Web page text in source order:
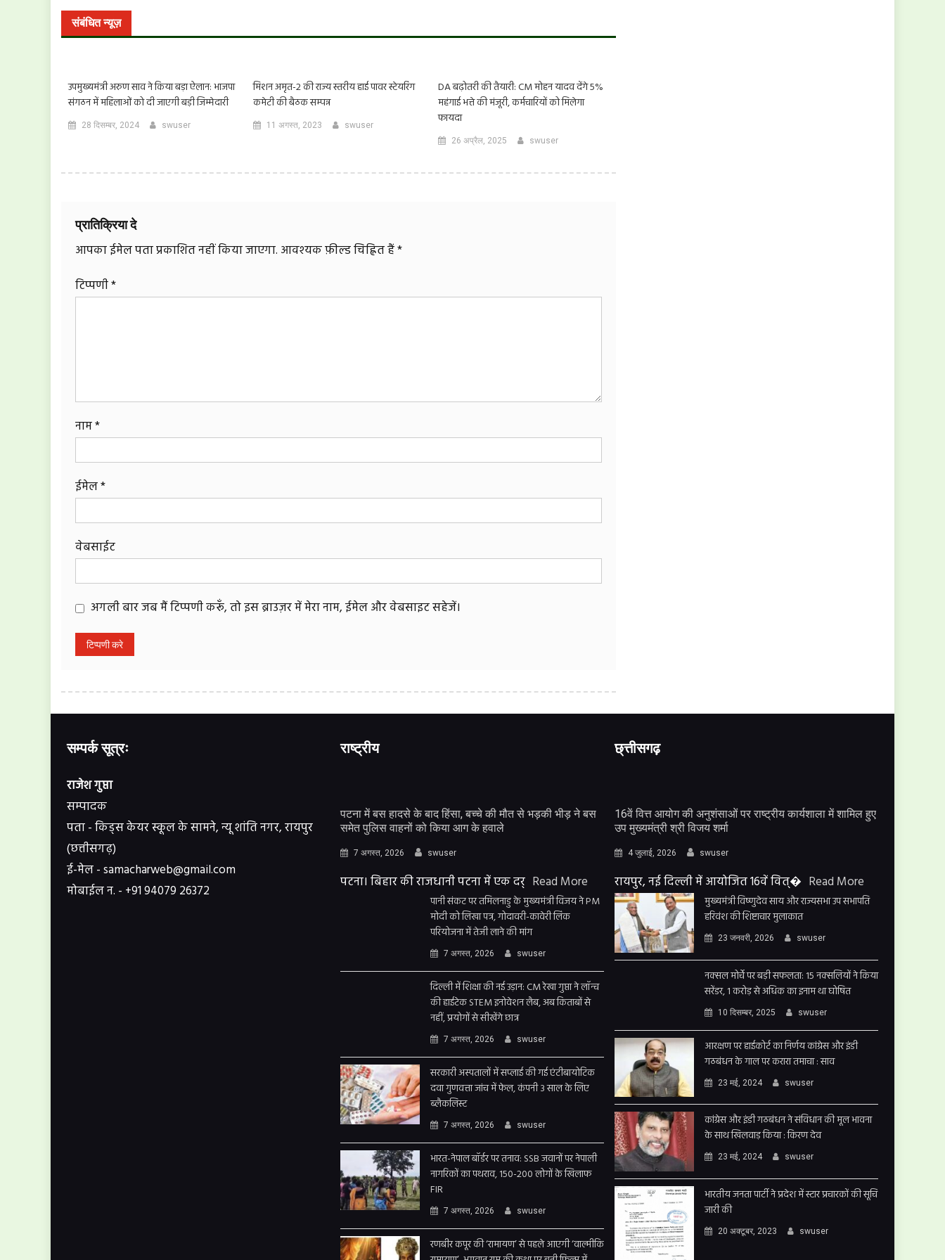
संबंधित न्यूज़
उपमुख्यमंत्री अरुण साव ने किया बड़ा ऐलान: भाजपा
संगठन में महिलाओं को दी जाएगी बड़ी जिम्मेदारी
28 दिसम्बर, 2024 swuser
मिशन अमृत-2 की राज्य स्तरीय हाई पावर स्टेयरिंग
कमेटी की बैठक सम्पन्न
11 अगस्त, 2023 swuser
DA बढ़ोतरी की तैयारी: CM मोहन यादव देंगे 5%
महंगाई भत्ते की मंजूरी, कर्मचारियों को मिलेगा
फायदा
26 अप्रैल, 2025 swuser
प्रातिक्रिया दे
आपका ईमेल पता प्रकाशित नहीं किया जाएगा. आवश्यक फ़ील्ड चिह्नित हैं*
टिप्पणी*
नाम*
ईमेल*
वेबसाईट
अगली बार जब मैं टिप्पणी करूँ, तो इस ब्राउज़र में मेरा नाम, ईमेल और वेबसाइट सहेजें।
सम्पर्क सूत्रः
राजेश गुप्ता
सम्पादक
पता - किड्स केयर स्कूल के सामने, न्यू शांति नगर, रायपुर
(छत्तीसगढ़)
ई-मेल - samacharweb@gmail.com
मोबाईल न. - +91 94079 26372
राष्ट्रीय
पटना में बस हादसे के बाद हिंसा, बच्चे की मौत से भड़की भीड़ ने बस
समेत पुलिस वाहनों को किया आग के हवाले
7 अगस्त, 2026 swuser
पटना। बिहार की राजधानी पटना में एक दर् Read More
पानी संकट पर तमिलनाडु के मुख्यमंत्री विजय ने PM
मोदी को लिखा पत्र, गोदावरी-कावेरी लिंक
परियोजना में तेजी लाने की मांग
7 अगस्त, 2026 swuser
दिल्ली में शिक्षा की नई उड़ान: CM रेखा गुप्ता ने लॉन्च
की हाईटेक STEM इनोवेशन लैब, अब किताबों से
नहीं, प्रयोगों से सीखेंगे छात्र
7 अगस्त, 2026 swuser
सरकारी अस्पतालों में सप्लाई की गई एंटीबायोटिक
दवा गुणवत्ता जांच में फेल, कंपनी 3 साल के लिए
ब्लैकलिस्ट
7 अगस्त, 2026 swuser
भारत-नेपाल बॉर्डर पर तनाव: SSB जवानों पर नेपाली
नागरिकों का पथराव, 150-200 लोगों के खिलाफ
FIR
7 अगस्त, 2026 swuser
रणबीर कपूर की ‘रामायण’ से पहले आएगी ‘वाल्मीकि
छ्त्तीसगढ़
16वें वित्त आयोग की अनुशंसाओं पर राष्ट्रीय कार्यशाला में शामिल हुए
उप मुख्यमंत्री श्री विजय शर्मा
4 जुलाई, 2026 swuser
रायपुर, नई दिल्ली में आयोजित 16वें वित्� Read More
मुख्यमंत्री विष्णुदेव साय और राज्यसभा उप सभापति
हरिवंश की शिष्टाचार मुलाकात
23 जनवरी, 2026 swuser
नक्सल मोर्चे पर बड़ी सफलता: 15 नक्सलियों ने किया
सरेंडर, 1 करोड़ से अधिक का इनाम था घोषित
10 दिसम्बर, 2025 swuser
आरक्षण पर हाईकोर्ट का निर्णय कांग्रेस और इंडी
गठबंधन के गाल पर करारा तमाचा : साव
23 मई, 2024 swuser
कांग्रेस और इंडी गठबंधन ने संविधान की मूल भावना
के साथ खिलवाड़ किया : किरण देव
23 मई, 2024 swuser
भारतीय जनता पार्टी ने प्रदेश में स्टार प्रचारकों की सूचि
जारी की
20 अक्टूबर, 2023 swuser